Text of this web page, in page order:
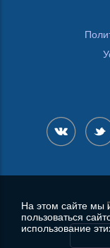
На этом сайте мы
пользоваться
использование